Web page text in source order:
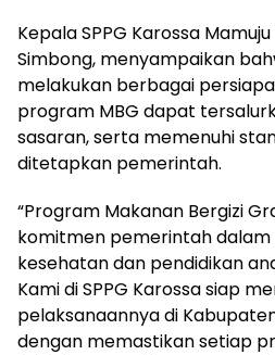
Kepala SPPG Karossa
Simbong, menyampaikan
melakukan berbagai
program MBG dapat
sasaran, serta memenuhi
ditetapkan pemerintah.
“Program Makanan Bergizi
komitmen pemerintah
kesehatan dan pendidikan
Kami di SPPG Karossa siap
pelaksanaannya di
dengan memastikan setiap